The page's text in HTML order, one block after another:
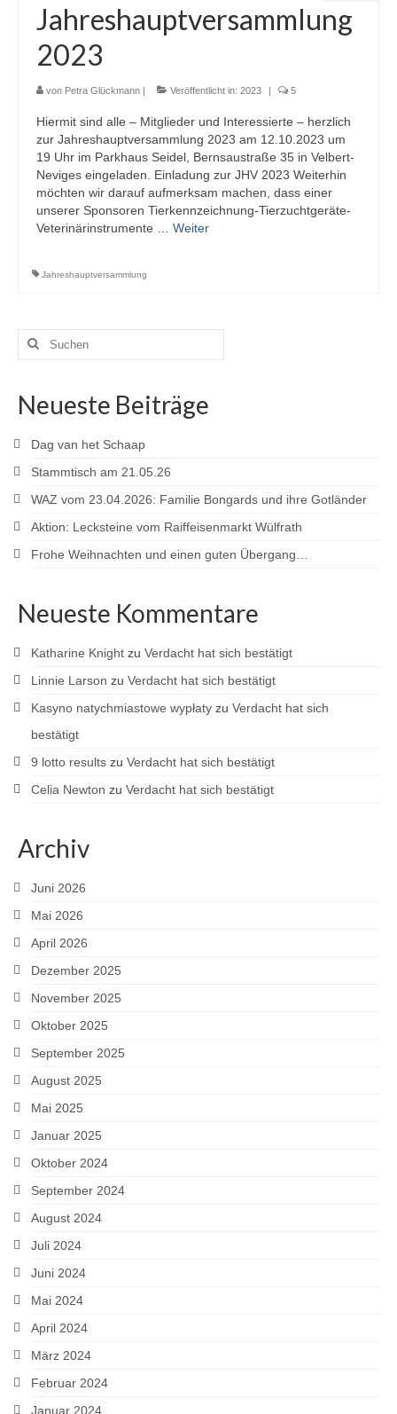
Jahreshauptversammlung
2023
von Petra Glückmann | Veröffentlicht in: 2023 | 5
Hiermit sind alle – Mitglieder und Interessierte – herzlich
zur Jahreshauptversammlung 2023 am 12.10.2023 um
19 Uhr im Parkhaus Seidel, Bernsaustraße 35 in Velbert-
Neviges eingeladen. Einladung zur JHV 2023 Weiterhin
möchten wir darauf aufmerksam machen, dass einer
unserer Sponsoren Tierkennzeichnung-Tierzuchtgeräte-
Veterinärinstrumente … Weiter
Jahreshauptversammlung
Suchen
nach:
Neueste Beiträge
Dag van het Schaap
Stammtisch am 21.05.26
WAZ vom 23.04.2026: Familie Bongards und ihre Gotländer
Aktion: Lecksteine vom Raiffeisenmarkt Wülfrath
Frohe Weihnachten und einen guten Übergang…
Neueste Kommentare
Katharine Knight zu Verdacht hat sich bestätigt
Linnie Larson zu Verdacht hat sich bestätigt
Kasyno natychmiastowe wypłaty zu Verdacht hat sich
bestätigt
9 lotto results zu Verdacht hat sich bestätigt
Celia Newton zu Verdacht hat sich bestätigt
Archiv
Juni 2026
Mai 2026
April 2026
Dezember 2025
November 2025
Oktober 2025
September 2025
August 2025
Mai 2025
Januar 2025
Oktober 2024
September 2024
August 2024
Juli 2024
Juni 2024
Mai 2024
April 2024
März 2024
Februar 2024
Januar 2024